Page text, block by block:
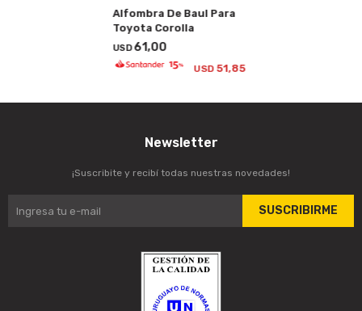
Alfombra De Baul Para
Toyota Corolla
USD61,00
USD 51,85
Newsletter
¡Suscribite y recibí todas nuestras novedades!
SUSCRIBIRME